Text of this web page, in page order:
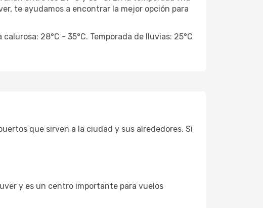
te ayudamos a encontrar la mejor opción para
28°C - 35°C. Temporada de lluvias: 25°C
que sirven a la ciudad y sus alrededores. Si
y es un centro importante para vuelos